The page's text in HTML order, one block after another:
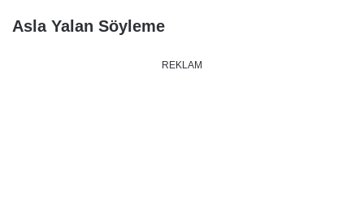
Asla Yalan Söyleme
REKLAM